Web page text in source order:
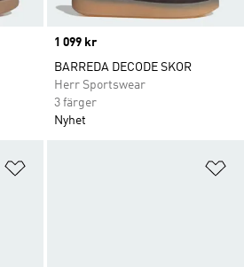
Price
1 099 kr
BARREDA DECODE SKOR
Herr Sportswear
3 färger
Nyhet